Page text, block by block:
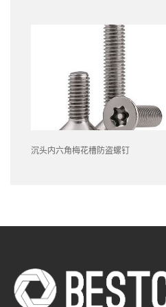
沉头内六角梅花槽防盗螺钉